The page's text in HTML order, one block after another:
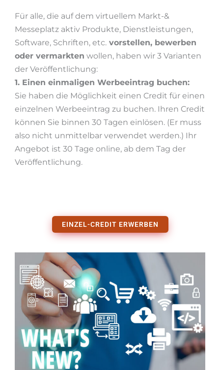
Für alle, die auf dem virtuellem Markt-&
Messeplatz aktiv Produkte, Dienstleistungen,
Software, Schriften, etc. vorstellen, bewerben
oder vermarkten wollen, haben wir 3 Varianten
der Veröffentlichung:
1. Einen einmaligen Werbeeintrag buchen:
Sie haben die Möglichkeit einen Credit für einen
einzelnen Werbeeintrag zu buchen. Ihren Credit
können Sie binnen 30 Tagen einlösen. (Er muss
also nicht unmittelbar verwendet werden.) Ihr
Angebot ist 30 Tage online, ab dem Tag der
Veröffentlichung.
EINZEL-CREDIT ERWERBEN